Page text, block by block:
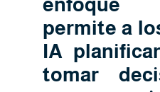
enfoque
permite a
IA
tomar